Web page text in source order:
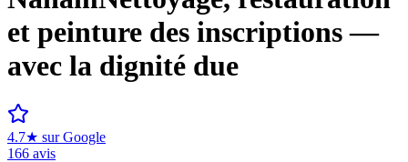
et peinture des inscriptions —
avec la dignité due
4.7★ sur Google
166 avis